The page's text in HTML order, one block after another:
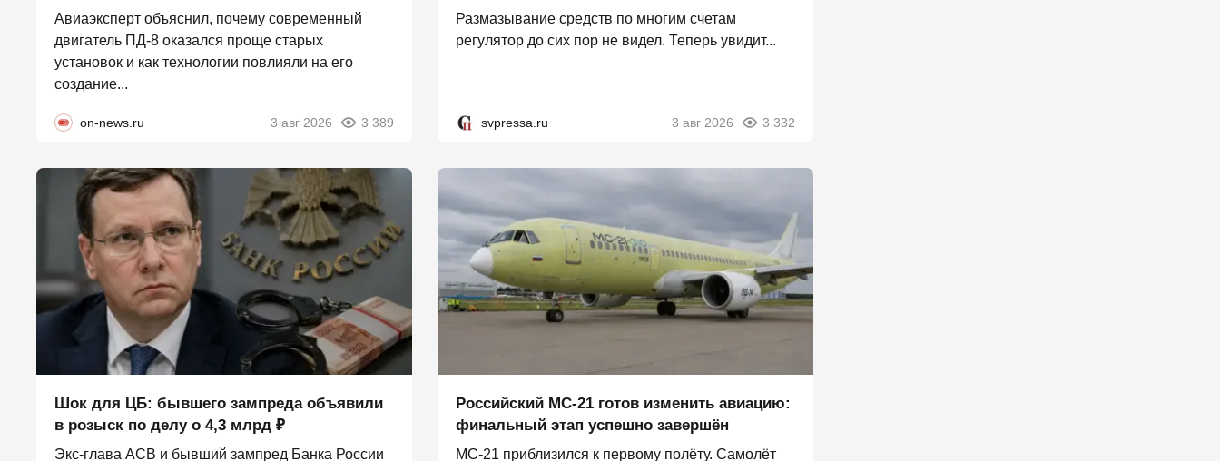
Авиаэксперт объяснил, почему современный
двигатель ПД-8 оказался проще старых
установок и как технологии повлияли на его
создание...
on-news.ru 3 авг 2026 3 389
Размазывание средств по многим счетам
регулятор до сих пор не видел. Теперь увидит...
svpressa.ru 3 авг 2026 3 332
Шок для ЦБ: бывшего зампреда объявили
в розыск по делу о 4,3 млрд ₽
Экс-глава АСВ и бывший зампред Банка России
Российский МС-21 готов изменить авиацию:
финальный этап успешно завершён
МС-21 приблизился к первому полёту. Самолёт